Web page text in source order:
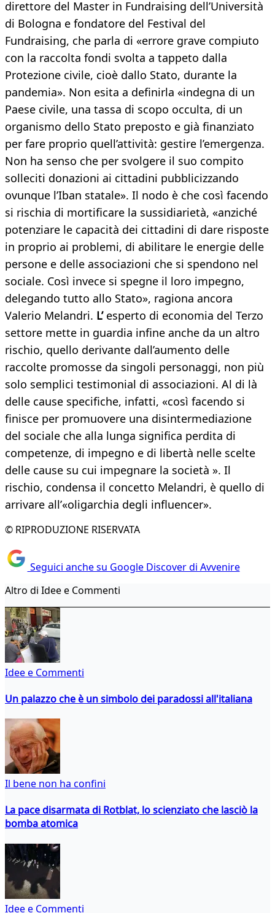
direttore del Master in Fundraising dell’Università
di Bologna e fondatore del Festival del
Fundraising, che parla di «errore grave compiuto
con la raccolta fondi svolta a tappeto dalla
Protezione civile, cioè dallo Stato, durante la
pandemia». Non esita a definirla «indegna di un
Paese civile, una tassa di scopo occulta, di un
organismo dello Stato preposto e già finanziato
per fare proprio quell’attività: gestire l’emergenza.
Non ha senso che per svolgere il suo compito
solleciti donazioni ai cittadini pubblicizzando
ovunque l’Iban statale». Il nodo è che così facendo
si rischia di mortificare la sussidiarietà, «anziché
potenziare le capacità dei cittadini di dare risposte
in proprio ai problemi, di abilitare le energie delle
persone e delle associazioni che si spendono nel
sociale. Così invece si spegne il loro impegno,
delegando tutto allo Stato», ragiona ancora
Valerio Melandri. L’esperto di economia del Terzo
settore mette in guardia infine anche da un altro
rischio, quello derivante dall’aumento delle
raccolte promosse da singoli personaggi, non più
solo semplici testimonial di associazioni. Al di là
delle cause specifiche, infatti, «così facendo si
finisce per promuovere una disintermediazione
del sociale che alla lunga significa perdita di
competenze, di impegno e di libertà nelle scelte
delle cause su cui impegnare la società ». Il
rischio, condensa il concetto Melandri, è quello di
arrivare all’«oligarchia degli influencer».
© RIPRODUZIONE RISERVATA
Seguici anche su Google Discover di Avvenire
Altro di Idee e Commenti
Idee e Commenti
Un palazzo che è un simbolo dei paradossi all'italiana
Il bene non ha confini
La pace disarmata di Rotblat, lo scienziato che lasciò la
bomba atomica
Idee e Commenti